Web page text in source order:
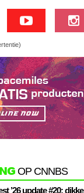
OP CNNBS
’26 update #20: dikke